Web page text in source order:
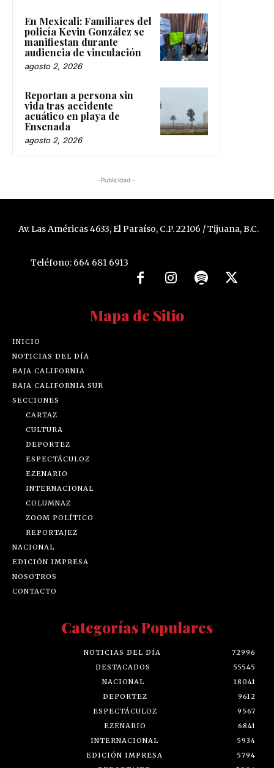
En Mexicali: Familiares del
policía Kevin González se
manifiestan durante
audiencia de vinculación
agosto 2, 2026
Reportan a persona sin
vida tras accidente
acuático en playa de
Ensenada
agosto 2, 2026
-Publicidad -
Av. Las Américas 4633, El Paraíso, C.P. 22106 / Tijuana, B.C.
Teléfono: 664 681 6913
Mapa de Sitio
INICIO
NOTICIAS DEL DÍA
BAJA CALIFORNIA
BAJA CALIFORNIA SUR
SECCIONES
CARTAZ
CULTURA
DEPORTEZ
ESPECTÁCULOZ
EZENARIO
INTERNACIONAL
COLUMNAZ
ZOOM POLÍTICO
REPORTAJEZ
NACIONAL
EDICIÓN IMPRESA
NOSOTROS
CONTACTO
Categorías Populares
NOTICIAS DEL DÍA
72996
DESTACADOS
55545
NACIONAL
18041
DEPORTEZ
9612
ESPECTÁCULOZ
9567
EZENARIO
6841
INTERNACIONAL
5934
EDICIÓN IMPRESA
5794